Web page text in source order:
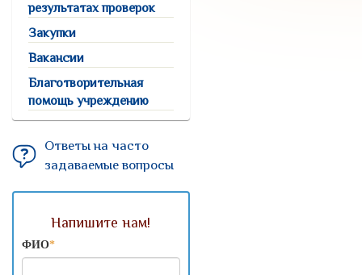
результатах проверок
Закупки
Вакансии
Благотворительная
помощь учреждению
Ответы на часто
задаваемые вопросы
Напишите нам!
ФИО*